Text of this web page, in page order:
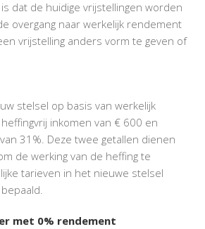
dat de huidige vrijstellingen worden
overgang naar werkelijk rendement
vrijstelling anders vorm te geven of
stelsel op basis van werkelijk
inkomen van € 600 en
31%. Deze twee getallen dienen
de werking van de heffing te
tarieven in het nieuwe stelsel
met 0% rendement